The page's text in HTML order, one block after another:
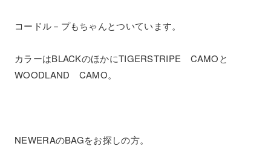
コードル－プもちゃんとついています。
カラーはBLACKのほかにTIGERSTRIPE CAMOと
WOODLAND CAMO。
NEWERAのBAGをお探しの方。